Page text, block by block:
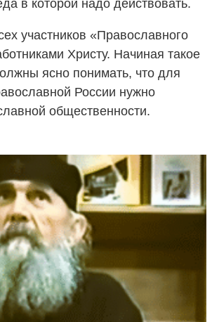
в которой надо действовать.
участников «Православного
Христу. Начиная такое
ясно понимать, что для
России нужно
общественности.